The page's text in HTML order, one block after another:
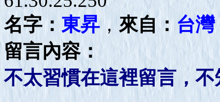
名字： 東昇， 來自： 台灣
留言內容：
不太習慣在這裡留言，